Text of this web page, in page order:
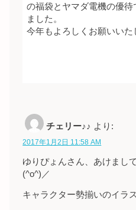
の福袋とヤマダ電機の優待
ました。
今年もよろしくお願いいた
チェリー♪♪ より:
2017年1月2日 11:58 AM
ゆりぴょんさん、あけまし
(^o^)／
キャラクター勢揃いのイラ